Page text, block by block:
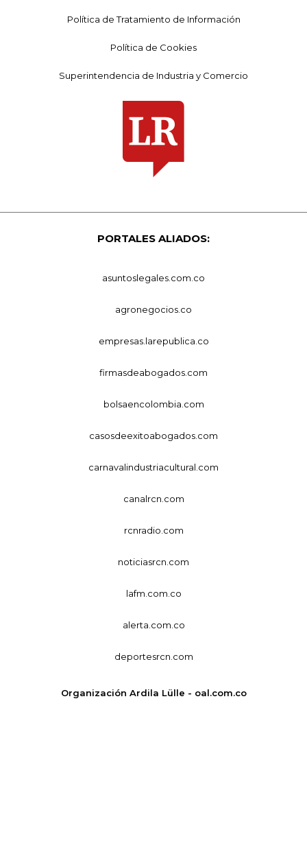
Política de Tratamiento de Información
Política de Cookies
Superintendencia de Industria y Comercio
PORTALES ALIADOS:
asuntoslegales.com.co
agronegocios.co
empresas.larepublica.co
firmasdeabogados.com
bolsaencolombia.com
casosdeexitoabogados.com
carnavalindustriacultural.com
canalrcn.com
rcnradio.com
noticiasrcn.com
lafm.com.co
alerta.com.co
deportesrcn.com
Organización Ardila Lülle - oal.com.co